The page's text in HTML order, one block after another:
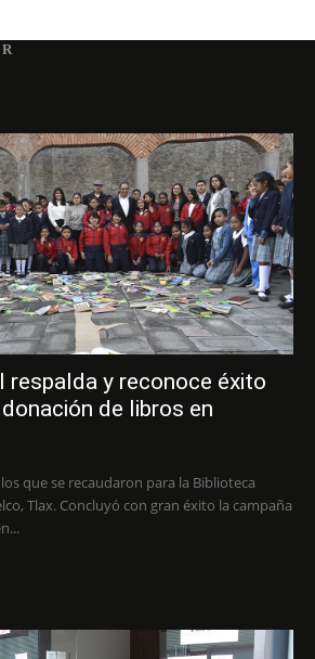
respalda y reconoce éxito
de libros en
que se recaudaron para la Biblioteca